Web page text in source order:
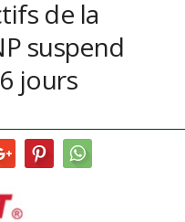
de la
suspend
jours